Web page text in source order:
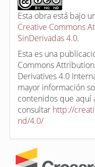
Esta obra está bajo
Creative Commons
SinDerivadas 4.0.
Esta es una
Commons
Derivatives 4.0
mayor información
contenidos que aquí
consultar http://
nd/4.0/